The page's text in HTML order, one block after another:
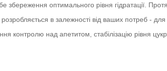
збереження оптимального рівня гідратації.
в залежності від ваших потреб -
над апетитом, стабілізацію рівня